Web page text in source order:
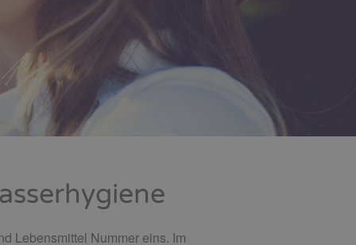
Lebensmittel Nummer eins. Im